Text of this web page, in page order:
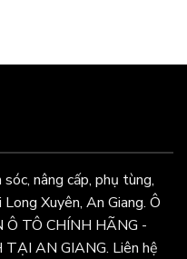
nâng cấp, phụ tùng,
Xuyên, An Giang. Ô
TÔ CHÍNH HÃNG -
AN GIANG. Liên hệ